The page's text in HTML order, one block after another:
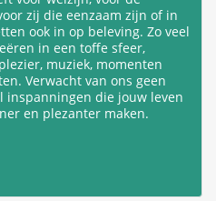
zij die eenzaam zijn of in
ook in op beleving. Zo veel
in een toffe sfeer,
muziek, momenten
Verwacht van ons geen
inspanningen die jouw leven
en plezanter maken.